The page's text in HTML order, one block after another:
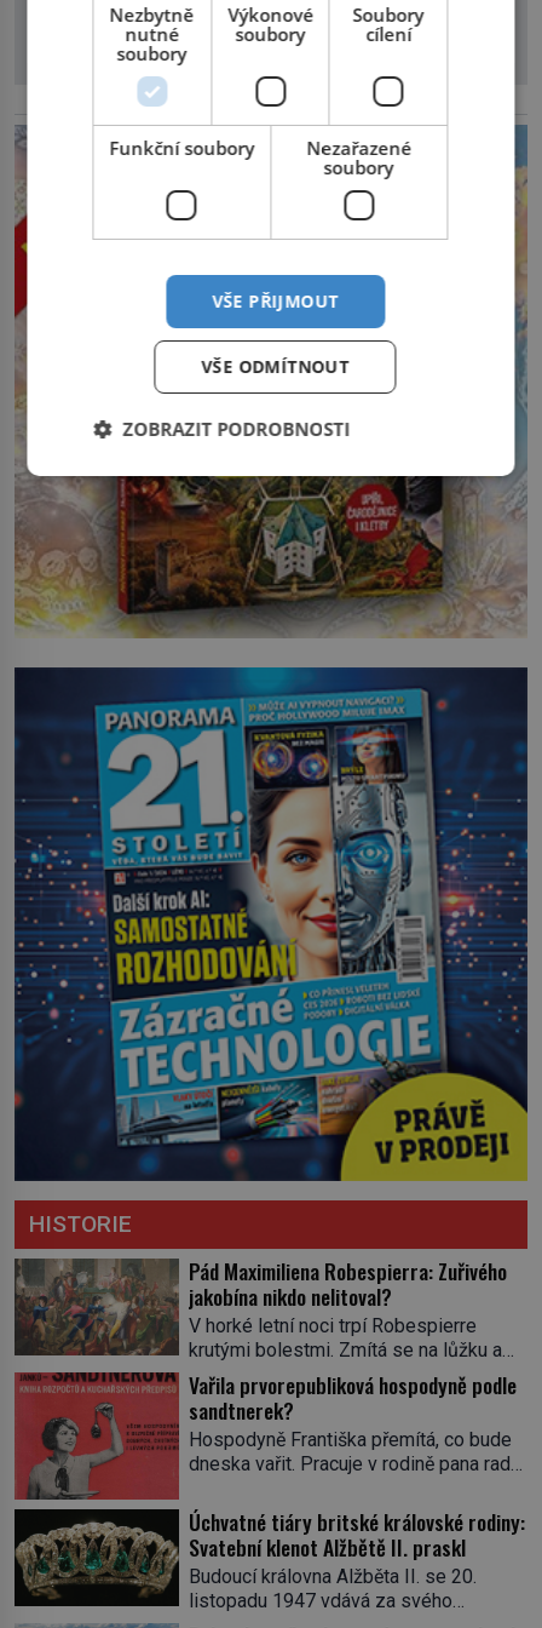
reklama
HISTORIE
Pád Maximiliena Robespierra: Zuřivého
jakobína nikdo nelitoval?
V horké letní noci trpí Robespierre
krutými bolestmi. Zmítá se na lůžku a
hlavou mu víří kolotoč myšlenek. Když
se probere z mdlob, vzpomene si na
jednu z pařížských jasnovidek, kterou
před lety navštívil. Prorokovala mu
tragický osud. Tehdy se jí vysmál.
prohlásil o něm jiný významný
francouzský revolucionář, Honoré de
Mirabeau […]
Vařila prvorepubliková hospodyně podle
sandtnerek?
Hospodyně Františka přemítá, co bude
dneska vařit. Pracuje v rodině pana rady
rychle v jedné ze „sandtnerek“.
„Zaplaťpánbůh, že už nemusíme chodit
s lístky,“ povzdechne si směrem ke
služce, kterou má v kuchyni k ruce.
Ještě v prvních letech nové republiky
Úchvatné tiáry britské královské rodiny:
Svatební klenot Alžbětě II. praskl
Budoucí královna Alžběta II. se 20.
listopadu 1947 vdává za svého
Nezbytně
nutné
soubory
Výkonové
soubory
Soubory
cílení
Funkční soubory
Nezařazené
soubory
VŠE PŘIJMOUT
VŠE ODMÍTNOUT
ZOBRAZIT PODROBNOSTI